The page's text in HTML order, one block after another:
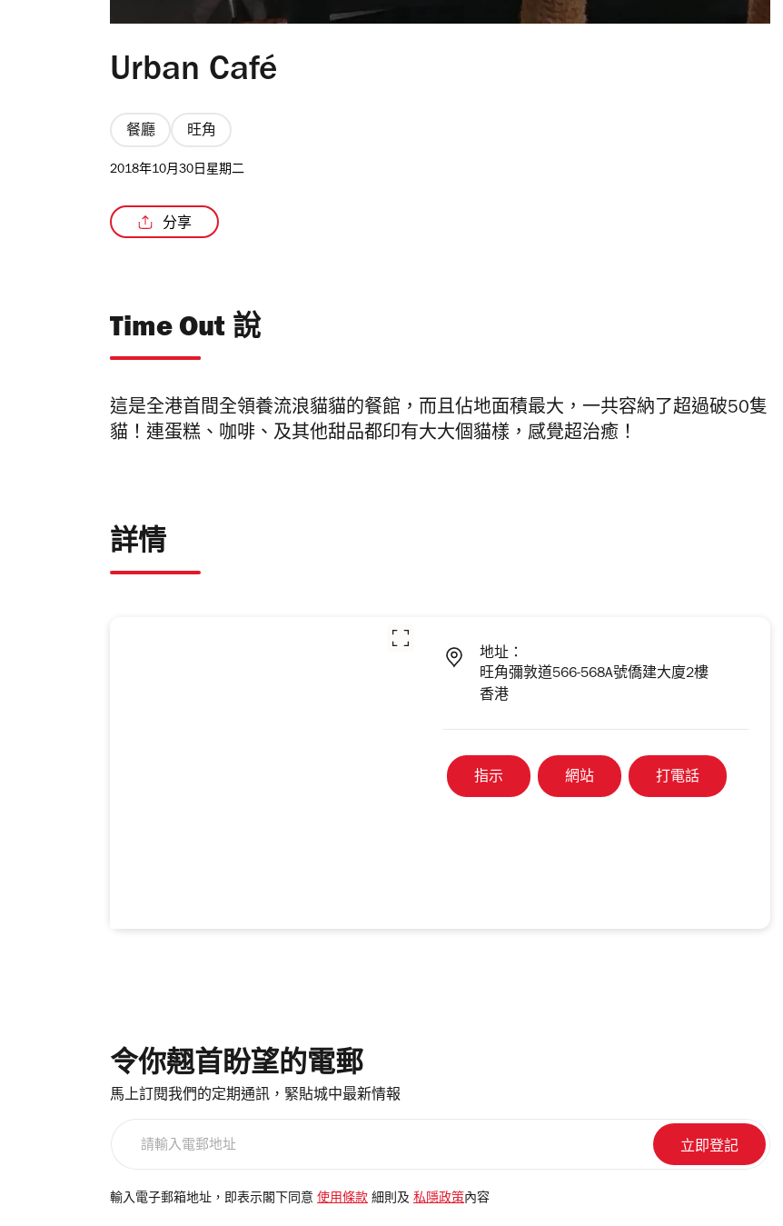
Urban Café
餐廳 旺角
2018年10月30日星期二
分享
Time Out 說
這是全港首間全領養流浪貓貓的餐館，而且佔地面積最大，一共容納了超過破50隻
貓！連蛋糕、咖啡、及其他甜品都印有大大個貓樣，感覺超治癒！
詳情
地址：
旺角彌敦道566-568A號僑建大廈2樓
香港
指示 網站 打電話
令你翹首盼望的電郵
馬上訂閱我們的定期通訊，緊貼城中最新情報
電
輸入電子郵箱地址，即表示閣下同意 使用條款 細則及 私隱政策 內容